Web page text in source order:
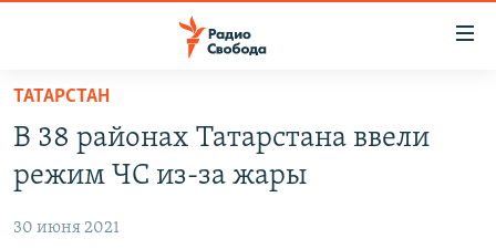
упрощенного
доступа
основному
ПОДКАСТЫ
АВТОРСКИЕ ПРОЕКТЫ
ЦИТАТЫ СВОБОДЫ
ТАТАРСТАН
В 38 районах Татарстана ввели
режим ЧС из-за жары
30 июня 2021